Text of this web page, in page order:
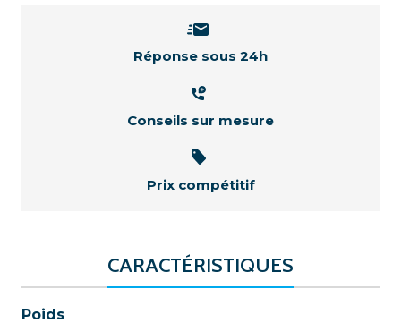
Réponse sous 24h
Conseils sur mesure
Prix compétitif
CARACTÉRISTIQUES
Poids